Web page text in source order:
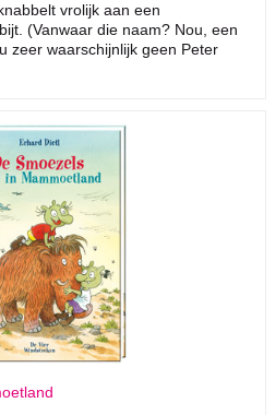
vrolijk aan een
(Vanwaar die naam? Nou, een
zeer waarschijnlijk geen Peter